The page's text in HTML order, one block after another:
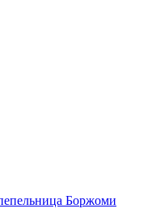
Боржоми